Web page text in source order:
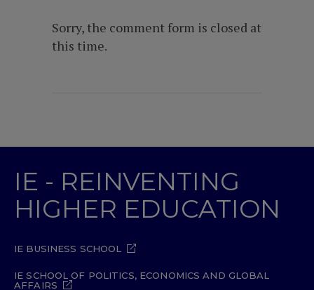
Sorry, the comment form is closed at
this time.
IE - REINVENTING
HIGHER EDUCATION
IE BUSINESS SCHOOL
IE SCHOOL OF POLITICS, ECONOMICS AND GLOBAL
AFFAIRS